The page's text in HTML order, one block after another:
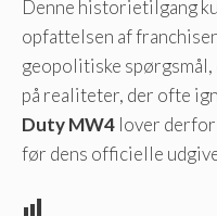
Denne historietilgang
opfattelsen af
geopolitiske
på realiteter, der ofte
Duty MW4 lover
før dens officielle